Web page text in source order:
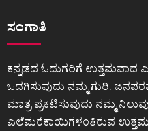
ಸಂಗಾತಿ
ಕನ್ನಡದ ಓದುಗರಿಗೆ ಉತ್ತಮವಾದ
ಒದಗಿಸುವುದು ನಮ್ಮ ಗುರಿ.
ಮಾತ್ರ ಪ್ರಕಟಿಸುವುದು ನಮ್ಮ
ಎಲೆಮರೆಕಾಯಿಗಳಂತಿರುವ ಉತ್ತಮ